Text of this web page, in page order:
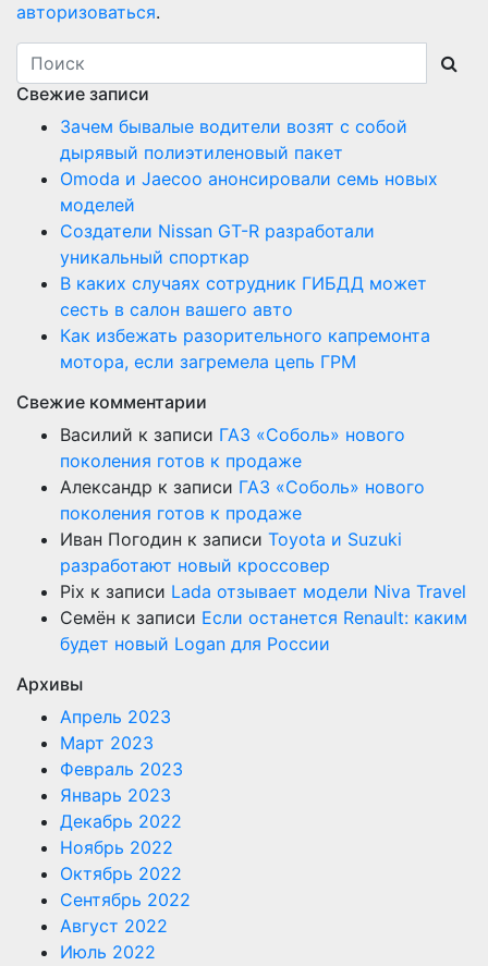
авторизоваться.
Свежие записи
Зачем бывалые водители возят с собой
дырявый полиэтиленовый пакет
Оmoda и Jaecoo анонсировали семь новых
моделей
Создатели Nissan GT-R разработали
уникальный спорткар
В каких случаях сотрудник ГИБДД может
сесть в салон вашего авто
Как избежать разорительного капремонта
мотора, если загремела цепь ГРМ
Свежие комментарии
Василий к записи ГАЗ «Соболь» нового
поколения готов к продаже
Александр к записи ГАЗ «Соболь» нового
поколения готов к продаже
Иван Погодин к записи Toyota и Suzuki
разработают новый кроссовер
Pix к записи Lada отзывает модели Niva Travel
Семён к записи Если останется Renault: каким
будет новый Logan для России
Архивы
Апрель 2023
Март 2023
Февраль 2023
Январь 2023
Декабрь 2022
Ноябрь 2022
Октябрь 2022
Сентябрь 2022
Август 2022
Июль 2022